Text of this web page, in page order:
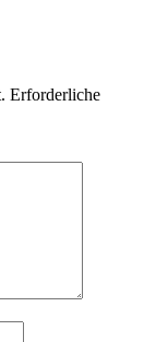
Erforderliche